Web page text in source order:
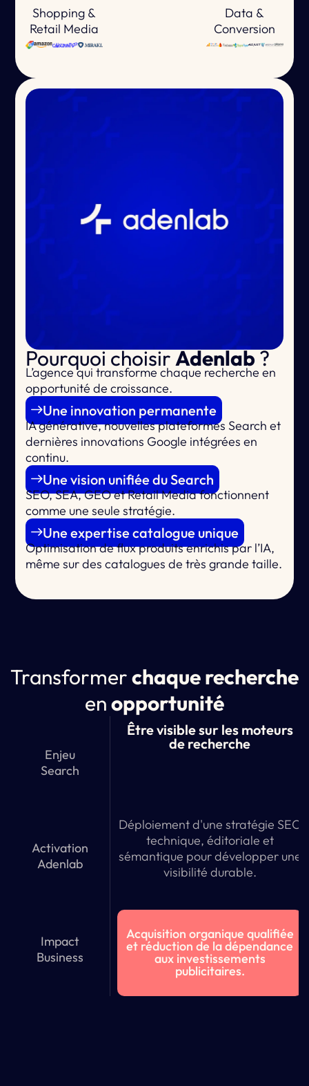
Shopping &
Retail Media
Data &
Conversion
Pourquoi choisirAdenlab?
L’agence quitransforme chaque recherche en
opportunité de croissance.
Une innovation permanente
IA générative, nouvelles plateformes Search et
dernières innovations Google intégrées en
continu.
Une vision unifiée du Search
SEO, SEA, GEO et Retail Media fonctionnent
comme une seule stratégie.
Une expertise catalogue unique
Optimisation de flux produits enrichis par l’IA,
même sur des catalogues de très grande taille.
Transformerchaque recherche
enopportunité
Enjeu
Search
Être visible sur les moteurs
de recherche
Activation
Adenlab
Déploiement d'une stratégie SEO
technique, éditoriale et
sémantique pour développer une
visibilité durable.
Impact
Business
Acquisition organique qualifiée
et réduction de la dépendance
aux investissements
publicitaires.